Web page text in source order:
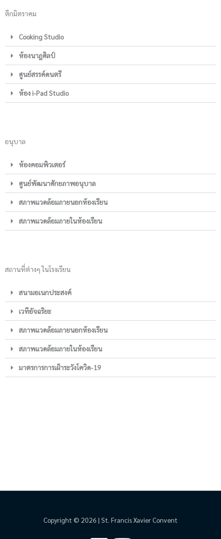
ตึกมิตราคม
Cooking Studio
ห้องนาฎศิลป์
ศูนย์สรรค์ดนตรี
ห้อง i-Pad Studio
อนุบาล
ห้องคอมพิวเตอร์
ศูนย์พัฒนาศักยภาพอนุบาล
สภาพแวดล้อมภายนอกห้องเรียน
สภาพแวดล้อมภายในห้องเรียน
สถานที่ต่างๆ ในโรงเรียน
สนามอเนกประสงค์
เวทีอัจฉริยะ
สภาพแวดล้อมภายนอกห้องเรียน
สภาพแวดล้อมภายในห้องเรียน
มาตรการการเฝ้าระวังโควิด-19
Copyright © 2026 | St. Francis Xavier Convent